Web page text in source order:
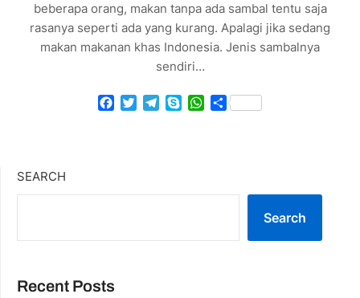
beberapa orang, makan tanpa ada sambal tentu saja
rasanya seperti ada yang kurang. Apalagi jika sedang
makan makanan khas Indonesia. Jenis sambalnya
sendiri…
Facebook
TwitterTelegram
SkypeWhatsApp
Share
SEARCH
Search
Recent Posts